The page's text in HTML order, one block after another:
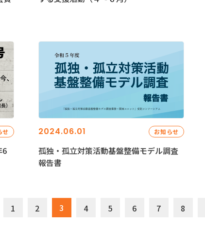
せ
6
2024.06.01 お知らせ
孤独・孤立対策活動基盤整備モデル調査
報告書
1 2 3 4 5 6 7 8